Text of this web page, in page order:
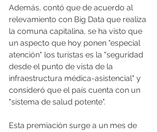
Además, contó que de acuerdo al
relevamiento con Big Data que realiza
la comuna capitalina, se ha visto que
un aspecto que hoy ponen "especial
atención" los turistas es la "seguridad
desde el punto de vista de la
infraestructura médica-asistencial" y
consideró que el país cuenta con un
"sistema de salud potente".
Esta premiación surge a un mes de